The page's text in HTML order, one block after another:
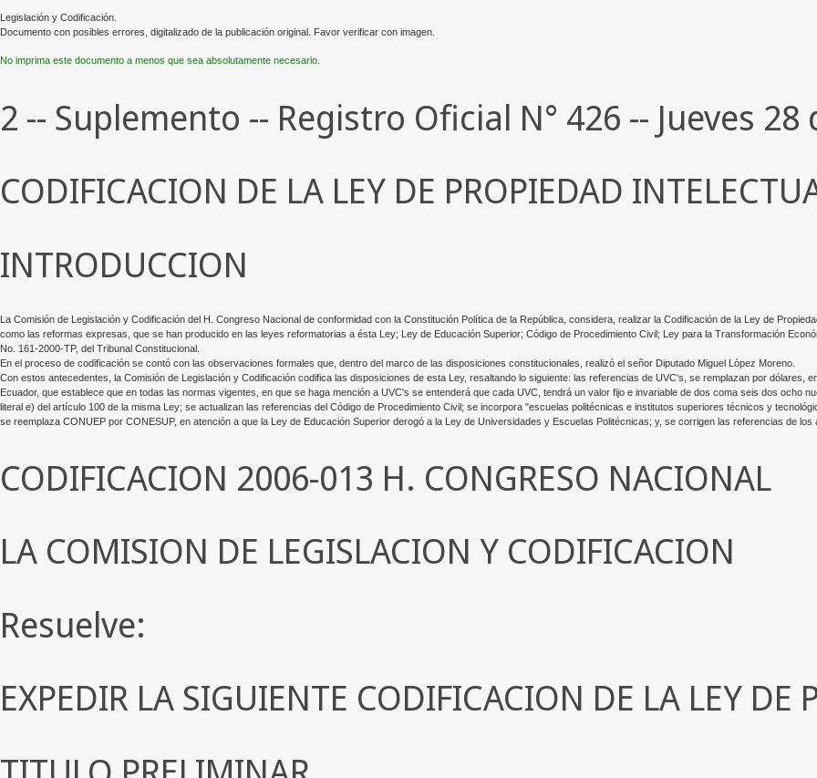
Legislación y Codificación.
Documento con posibles errores, digitalizado de la publicación original. Favor verificar con imagen.
No imprima este documento a menos que sea absolutamente necesario.
2 -- Suplemento -- Registro Oficial N° 426 -- Jueves
CODIFICACION DE LA LEY DE PROPIEDAD
INTRODUCCION
La Comisión de Legislación y Codificación del H. Congreso Nacional de conformidad con la Constitución Política de la República, considera, realizar la Codificación de la Ley de
como las reformas expresas, que se han producido en las leyes reformatorias a ésta Ley; Ley de Educación Superior; Código de Procedimiento Civil; Ley para la Transformación
No. 161-2000-TP, del Tribunal Constitucional.
En el proceso de codificación se contó con las observaciones formales que, dentro del marco de las disposiciones constitucionales, realizó el señor Diputado Miguel López Moreno.
Con estos antecedentes, la Comisión de Legislación y Codificación codifica las disposiciones de esta Ley, resaltando lo siguiente: las referencias de UVC's, se remplazan por dólares,
Ecuador, que establece que en todas las normas vigentes, en que se haga mención a UVC's se entenderá que cada UVC, tendrá un valor fijo e invariable de dos coma seis dos ocho
literal e) del artículo 100 de la misma Ley; se actualizan las referencias del Código de Procedimiento Civil; se incorpora "escuelas politécnicas e institutos superiores técnicos y
se reemplaza CONUEP por CONESUP, en atención a que la Ley de Educación Superior derogó a la Ley de Universidades y Escuelas Politécnicas; y, se corrigen las referencias de
CODIFICACION 2006-013 H. CONGRESO NACIONAL
LA COMISION DE LEGISLACION Y CODIFICACION
Resuelve:
EXPEDIR LA SIGUIENTE CODIFICACION DE LA LEY DE